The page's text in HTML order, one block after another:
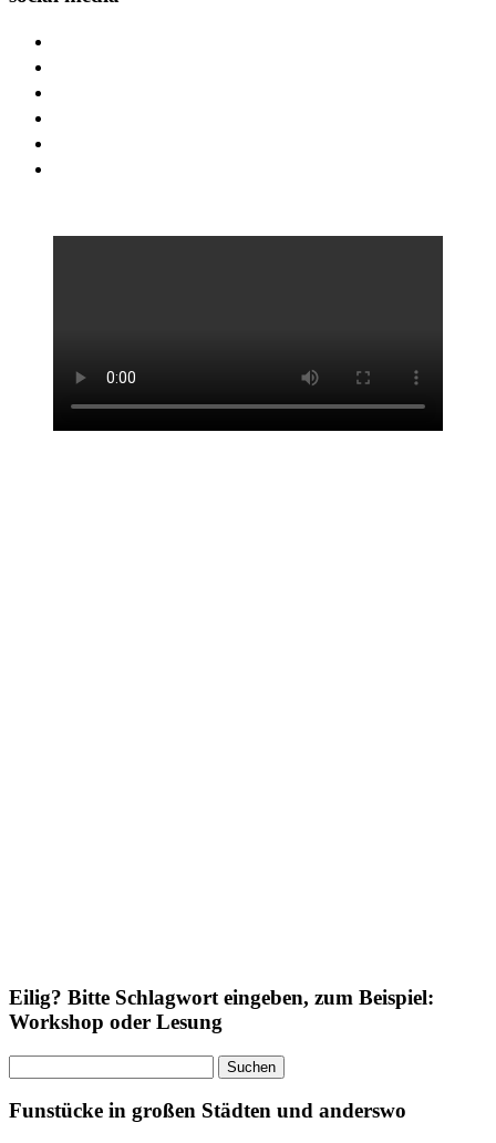
Eilig? Bitte Schlagwort eingeben, zum Beispiel:
Workshop oder Lesung
nach:
Funstücke in großen Städten und anderswo